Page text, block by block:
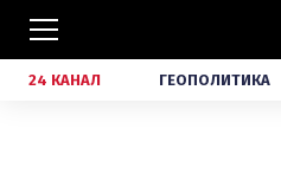
24 КАНАЛ ГЕОПОЛИТИКА